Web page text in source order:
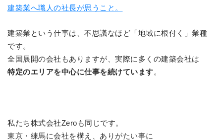
建築業へ職人の社長が思うこと。
建築業という仕事は、不思議なほど「地域に根付く」業種
です。
全国展開の会社もありますが、実際に多くの建築会社は
特定のエリアを中心に仕事を続けています。
私たち株式会社Zeroも同じです。
東京・練馬に会社を構え、ありがたい事に